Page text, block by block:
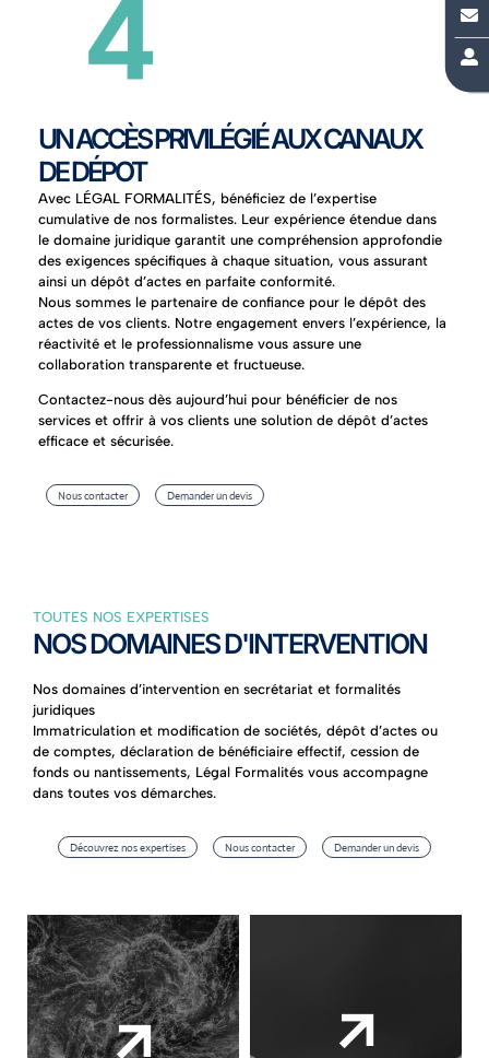
UN ACCÈS PRIVILÉGIÉ AUX CANAUX
DE DÉPOT
Avec LÉGAL FORMALITÉS, bénéficiez de l’expertise
cumulative de nos formalistes. Leur expérience étendue dans
le domaine juridique garantit une compréhension approfondie
des exigences spécifiques à chaque situation, vous assurant
ainsi un dépôt d’actes en parfaite conformité.
Nous sommes le partenaire de confiance pour le dépôt des
actes de vos clients. Notre engagement envers l’expérience, la
réactivité et le professionnalisme vous assure une
collaboration transparente et fructueuse.
Contactez-nous dès aujourd’hui pour bénéficier de nos
services et offrir à vos clients une solution de dépôt d’actes
efficace et sécurisée.
Nous contacter Demander un devis
TOUTES NOS EXPERTISES
NOS DOMAINES D'INTERVENTION
Nos domaines d’intervention en secrétariat et formalités
juridiques
Immatriculation et modification de sociétés, dépôt d’actes ou
de comptes, déclaration de bénéficiaire effectif, cession de
fonds ou nantissements, Légal Formalités vous accompagne
dans toutes vos démarches.
Découvrez nos expertises Nous contacter Demander un devis

